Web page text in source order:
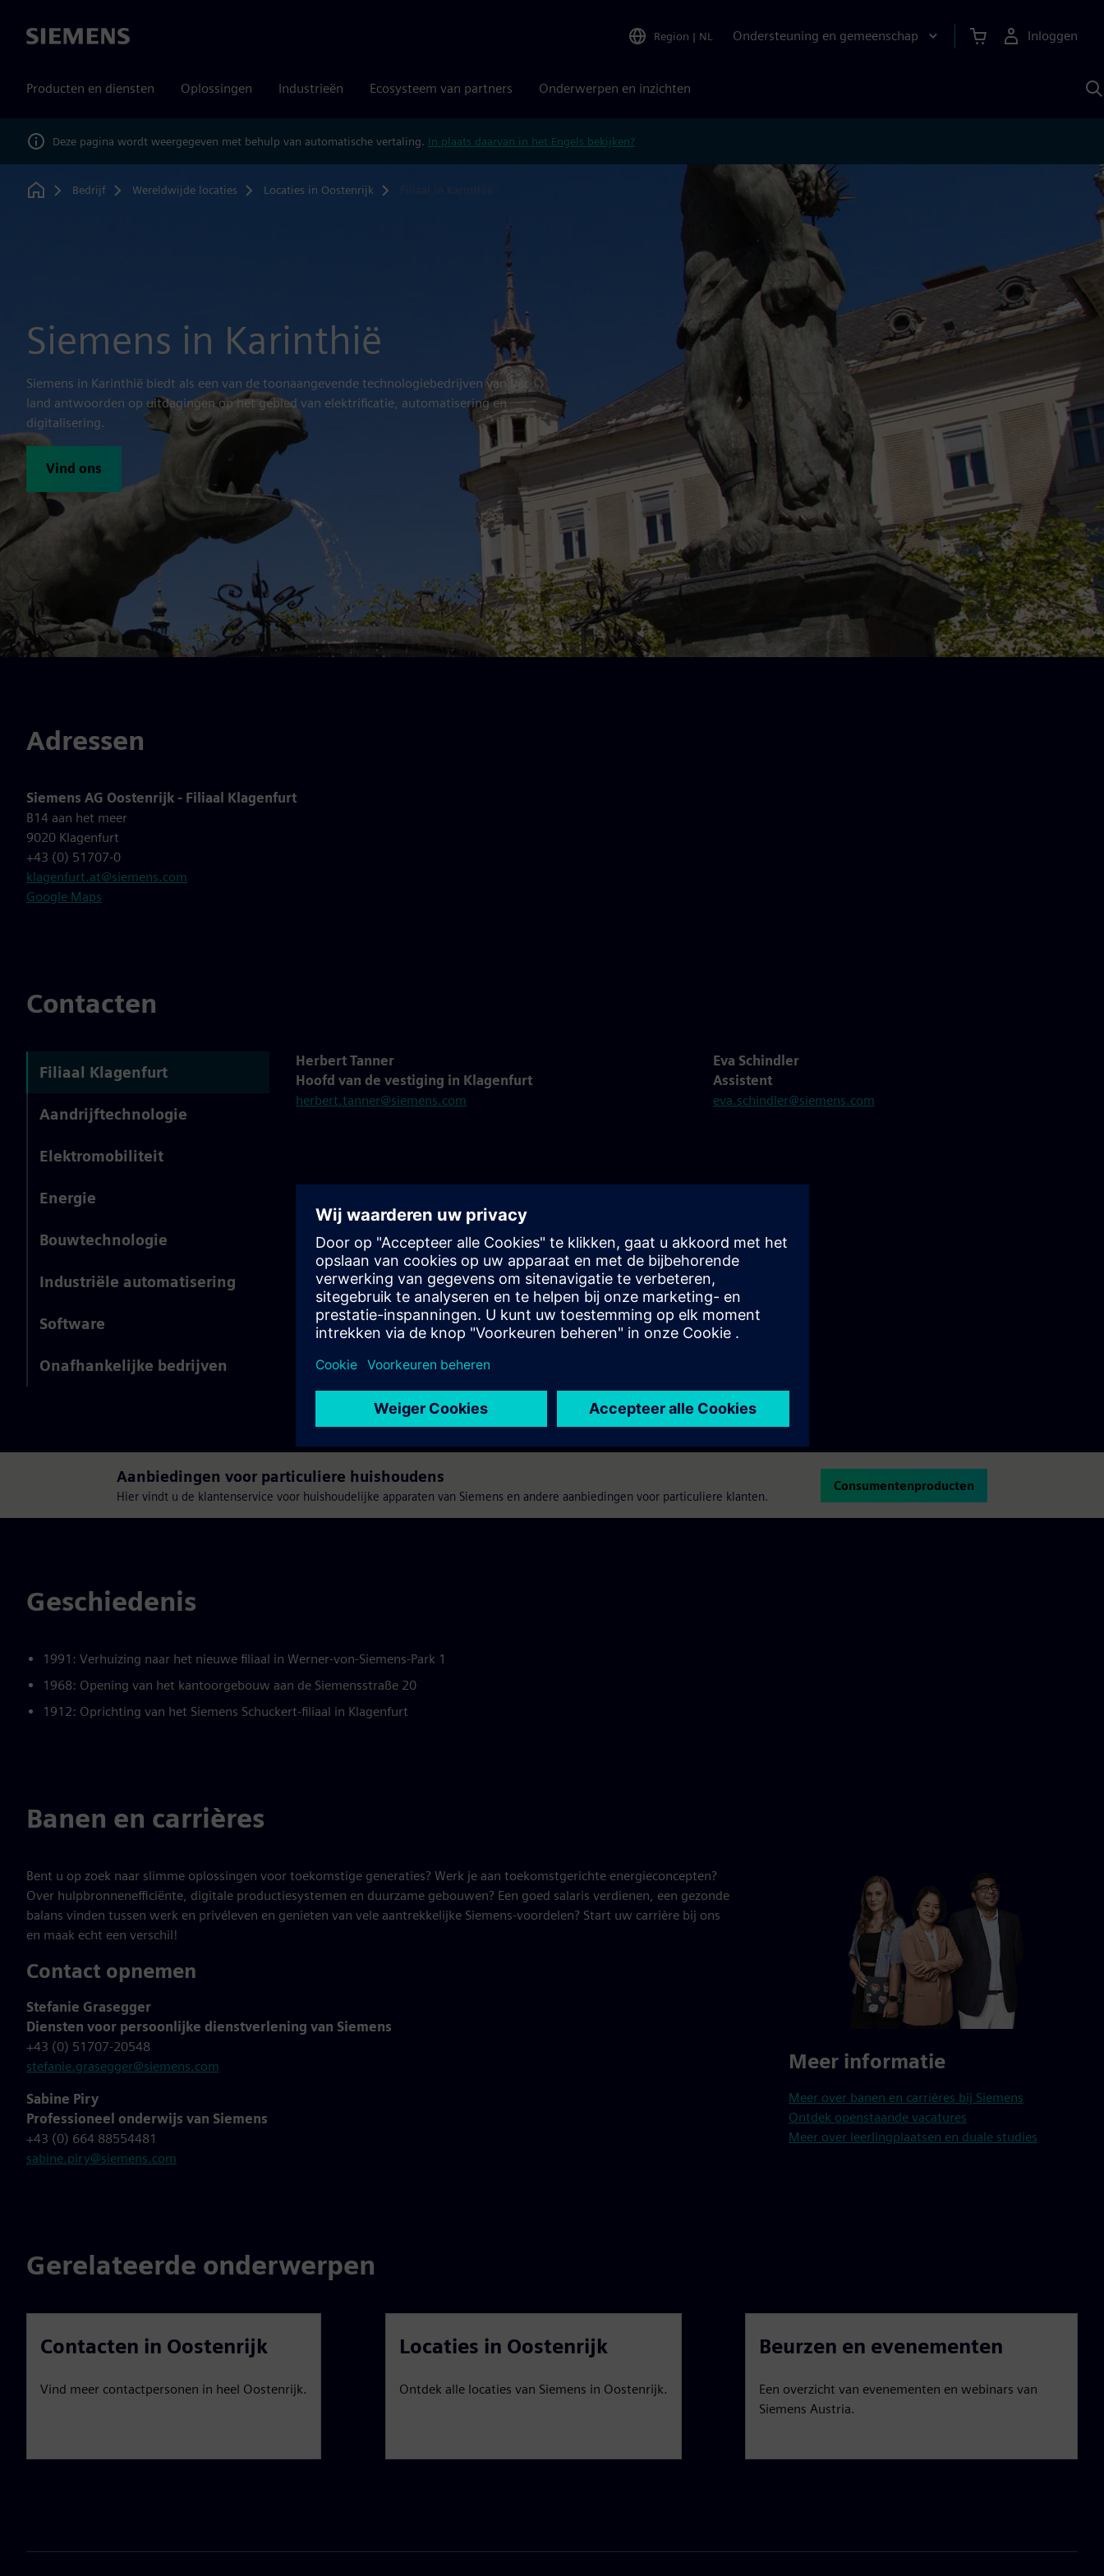
Siemens Region | NL Ondersteuning en gemeenschap Inloggen
Producten en diensten Oplossingen Industrieën Ecosysteem van partners Onderwerpen en inzichten
Deze pagina wordt weergegeven met behulp van automatische vertaling. In plaats daarvan in het Engels bekijken?
Home
Bedrijf Wereldwijde locaties Locaties in Oostenrijk Filiaal in Karinthië
Siemens in Karinthië
Siemens in Karinthië biedt als een van de toonaangevende technologiebedrijven van het
land antwoorden op uitdagingen op het gebied van elektrificatie, automatisering en
digitalisering.
Vind ons
Adressen
Siemens AG Oostenrijk - Filiaal Klagenfurt
B14 aan het meer
9020 Klagenfurt
+43 (0) 51707-0
klagenfurt.at@siemens.com
Google Maps
Contacten
Filiaal Klagenfurt
Aandrijftechnologie
Elektromobiliteit
Energie
Bouwtechnologie
Industriële automatisering
Software
Onafhankelijke bedrijven
Herbert Tanner
Hoofd van de vestiging in Klagenfurt
herbert.tanner@siemens.com
Eva Schindler
Assistent
eva.schindler@siemens.com
Aanbiedingen voor particuliere huishoudens
Hier vindt u de klantenservice voor huishoudelijke apparaten van Siemens en andere aanbiedingen voor particuliere klanten.
Consumentenproducten
Geschiedenis
1991: Verhuizing naar het nieuwe filiaal in Werner-von-Siemens-Park 1
1968: Opening van het kantoorgebouw aan de Siemensstraße 20
1912: Oprichting van het Siemens Schuckert-filiaal in Klagenfurt
Banen en carrières
Bent u op zoek naar slimme oplossingen voor toekomstige generaties? Werk je aan toekomstgerichte energieconcepten?
Over hulpbronnenefficiënte, digitale productiesystemen en duurzame gebouwen? Een goed salaris verdienen, een gezonde
balans vinden tussen werk en privéleven en genieten van vele aantrekkelijke Siemens-voordelen? Start uw carrière bij ons
en maak echt een verschil!
Contact opnemen
Stefanie Grasegger
Diensten voor persoonlijke dienstverlening van Siemens
+43 (0) 51707-20548
stefanie.grasegger@siemens.com
Sabine Piry
Professioneel onderwijs van Siemens
+43 (0) 664 88554481
sabine.piry@siemens.com
Meer informatie
Meer over banen en carrières bij Siemens
Ontdek openstaande vacatures
Meer over leerlingplaatsen en duale studies
Gerelateerde onderwerpen
Contacten in Oostenrijk
Vind meer contactpersonen in heel Oostenrijk.
Locaties in Oostenrijk
Ontdek alle locaties van Siemens in Oostenrijk.
Beurzen en evenementen
Een overzicht van evenementen en webinars van
Siemens Austria.